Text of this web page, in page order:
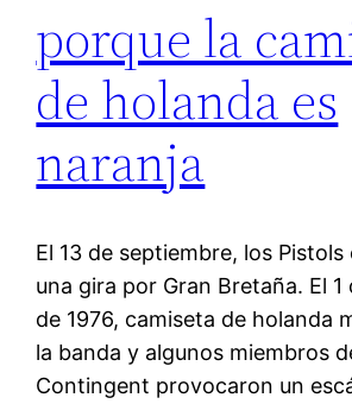
porque la
de holanda es
naranja
El 13 de septiembre, los
una gira por Gran Bretaña. El
de 1976, camiseta de holanda
la banda y algunos miembros
Contingent provocaron un